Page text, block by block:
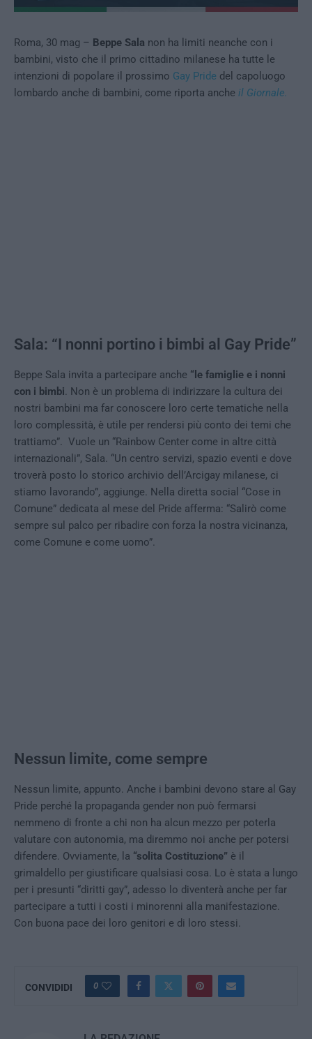
Roma, 30 mag – Beppe Sala non ha limiti neanche con i
bambini, visto che il primo cittadino milanese ha tutte le
intenzioni di popolare il prossimo Gay Pride del capoluogo
lombardo anche di bambini, come riporta anche il Giornale.
Sala: “I nonni portino i bimbi al Gay Pride”
Beppe Sala invita a partecipare anche “le famiglie e i nonni
con i bimbi. Non è un problema di indirizzare la cultura dei
nostri bambini ma far conoscere loro certe tematiche nella
loro complessità, è utile per rendersi più conto dei temi che
trattiamo”. Vuole un “Rainbow Center come in altre città
internazionali”, Sala. “Un centro servizi, spazio eventi e dove
troverà posto lo storico archivio dell’Arcigay milanese, ci
stiamo lavorando”, aggiunge. Nella diretta social “Cose in
Comune” dedicata al mese del Pride afferma: “Salirò come
sempre sul palco per ribadire con forza la nostra vicinanza,
come Comune e come uomo”.
Nessun limite, come sempre
Nessun limite, appunto. Anche i bambini devono stare al Gay
Pride perché la propaganda gender non può fermarsi
nemmeno di fronte a chi non ha alcun mezzo per poterla
valutare con autonomia, ma diremmo noi anche per potersi
difendere. Ovviamente, la “solita Costituzione” è il
grimaldello per giustificare qualsiasi cosa. Lo è stata a lungo
per i presunti “diritti gay”, adesso lo diventerà anche per far
partecipare a tutti i costi i minorenni alla manifestazione.
Con buona pace dei loro genitori e di loro stessi.
CONVIDIDI 0